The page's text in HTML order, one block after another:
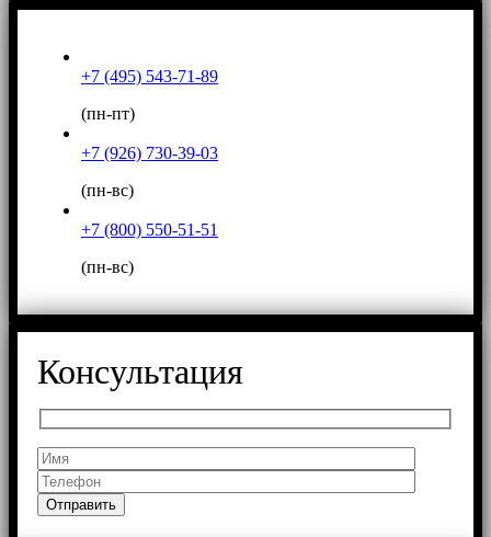
+7 (495) 543-71-89
(пн-пт)
+7 (926) 730-39-03
(пн-вс)
+7 (800) 550-51-51
(пн-вс)
Консультация